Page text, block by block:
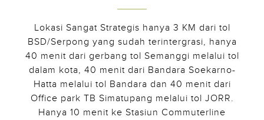
Lokasi Sangat Strategis hanya 3 KM dari tol
BSD/Serpong yang sudah terintergrasi, hanya
40 menit dari gerbang tol Semanggi melalui tol
dalam kota, 40 menit dari Bandara Soekarno-
Hatta melalui tol Bandara dan 40 menit dari
Office park TB Simatupang melalui tol JORR.
Hanya 10 menit ke Stasiun Commuterline